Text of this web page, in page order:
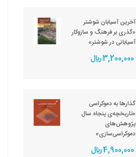
آخرین آسیابان شوشتر
«گذری بر فرهنگ و سازوکار
آسیابانی در شوشتر»
3,200,000 ريال
گذارها به دموکراسی
«تاریخچه‌ی پنجاه سال
پژوهش‌های
دموکراسی‌سازی»
4,900,000 ريال